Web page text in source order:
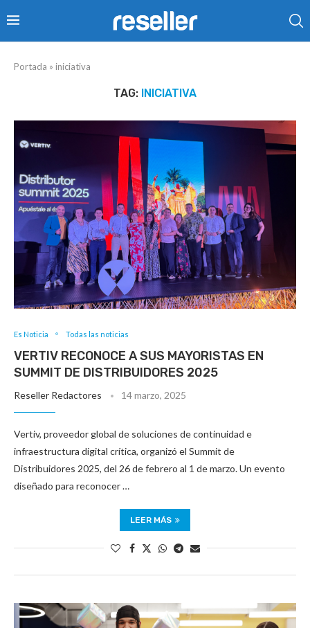
Portada » iniciativa
TAG: INICIATIVA
Es Noticia Todas las noticias
VERTIV RECONOCE A SUS MAYORISTAS EN
SUMMIT DE DISTRIBUIDORES 2025
Reseller Redactores 14 marzo, 2025
Vertiv, proveedor global de soluciones de continuidad e
infraestructura digital crítica, organizó el Summit de
Distribuidores 2025, del 26 de febrero al 1 de marzo. Un evento
diseñado para reconocer …
LEER MÁS